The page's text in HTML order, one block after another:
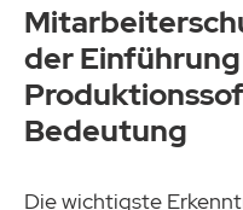
der
Bedeutung
Die wichtigste